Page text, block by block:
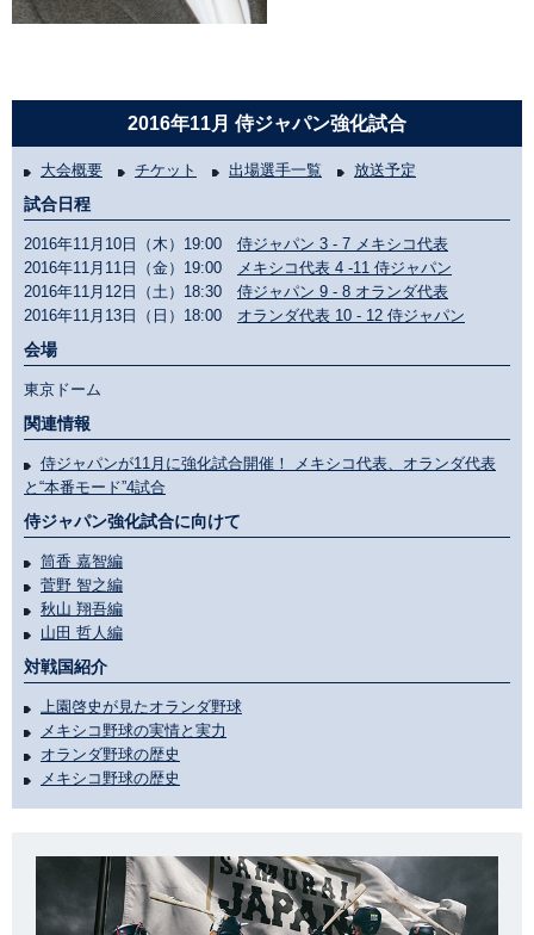
2016年11月 侍ジャパン強化試合
大会概要 チケット 出場選手一覧 放送予定
試合日程
2016年11月10日（木）19:00 侍ジャパン 3 - 7 メキシコ代表
2016年11月11日（金）19:00
メキシコ代表 4 -11 侍ジャパン
2016年11月12日（土）18:30 侍ジャパン 9 - 8 オランダ代表
2016年11月13日（日）18:00 オランダ代表 10 - 12 侍ジャパン
会場
東京ドーム
関連情報
侍ジャパンが11月に強化試合開催！ メキシコ代表、オランダ代表
と“本番モード”4試合
侍ジャパン強化試合に向けて
筒香 嘉智編
菅野 智之編
秋山 翔吾編
山田 哲人編
対戦国紹介
上園啓史が見たオランダ野球
メキシコ野球の実情と実力
オランダ野球の歴史
メキシコ野球の歴史